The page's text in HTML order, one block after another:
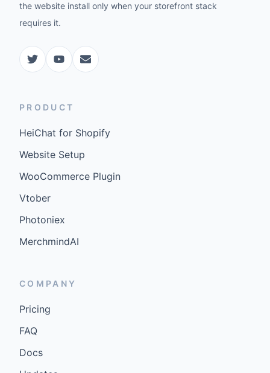
the website install only when your storefront stack
requires it.
PRODUCT
HeiChat for Shopify
Website Setup
WooCommerce Plugin
Vtober
Photoniex
MerchmindAI
COMPANY
Pricing
FAQ
Docs